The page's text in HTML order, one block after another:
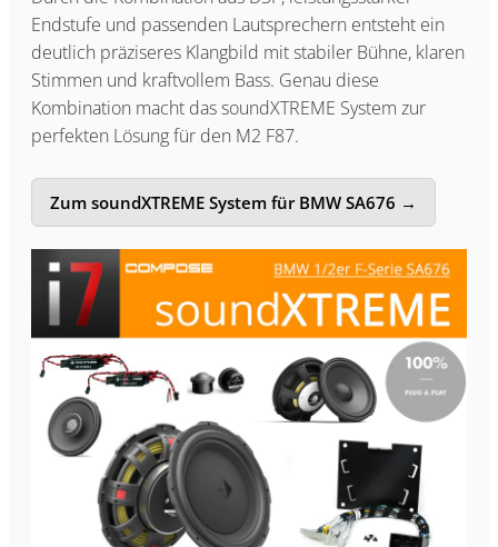
Endstufe und passenden Lautsprechern entsteht ein
deutlich präziseres Klangbild mit stabiler Bühne, klaren
Stimmen und kraftvollem Bass. Genau diese
Kombination macht das soundXTREME System zur
perfekten Lösung für den M2 F87.
Zum soundXTREME System für BMW SA676 →